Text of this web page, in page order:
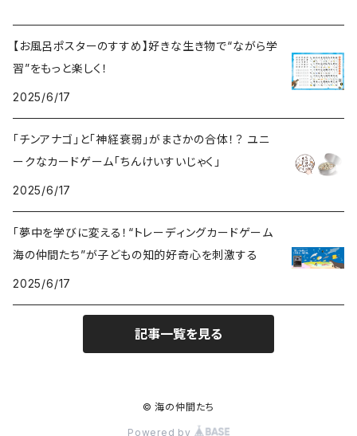
【お風呂ポスターのすすめ】好きな生き物で“ながら学
習”をもっと楽しく！
2025/6/17
「チンアナゴ」と「神経衰弱」がまさかの合体！？ ユニ
ークなカードゲーム「ちんけいすいじゃく」
2025/6/17
「夢中を学びに変える！“トレーディングカードゲーム
海の仲間たち”が子どもの知的好奇心を刺激する
2025/6/17
記事一覧を見る
© 海の仲間たち
Powered by